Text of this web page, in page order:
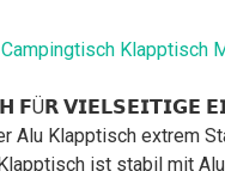
Klapptisch
𝗩𝗜𝗘𝗟𝗦𝗘𝗜𝗧𝗜𝗚𝗘
Alu Klapptisch extrem
ist stabil mit Alu-